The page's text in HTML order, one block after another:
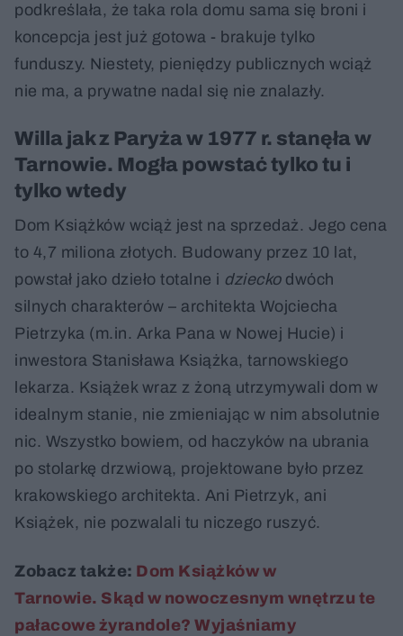
podkreślała, że taka rola domu sama się broni i
koncepcja jest już gotowa - brakuje tylko
funduszy. Niestety, pieniędzy publicznych wciąż
nie ma, a prywatne nadal się nie znalazły.
Willa jak z Paryża w 1977 r. stanęła w
Tarnowie. Mogła powstać tylko tu i
tylko wtedy
Dom Książków wciąż jest na sprzedaż. Jego cena
to 4,7 miliona złotych. Budowany przez 10 lat,
powstał jako dzieło totalne i dzieckodwóch
silnych charakterów – architekta Wojciecha
Pietrzyka (m.in. Arka Pana w Nowej Hucie) i
inwestora Stanisława Książka, tarnowskiego
lekarza. Książek wraz z żoną utrzymywali dom w
idealnym stanie, nie zmieniając w nim absolutnie
nic. Wszystko bowiem, od haczyków na ubrania
po stolarkę drzwiową, projektowane było przez
krakowskiego architekta. Ani Pietrzyk, ani
Książek, nie pozwalali tu niczego ruszyć.
Zobacz także: Dom Książków w
Tarnowie. Skąd w nowoczesnym wnętrzu te
pałacowe żyrandole? Wyjaśniamy